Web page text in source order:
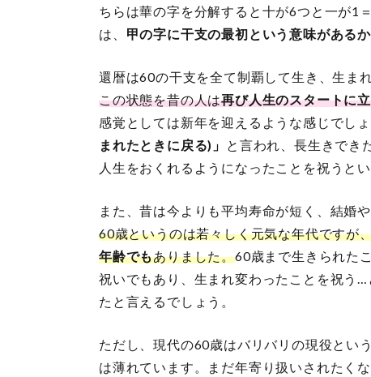
ちらは華の字を分解すると十が6つと一が1
は、 甲の字に干支の最初という意味がある
還暦は60の干支を全て制覇して生き、生ま
この状態を昔の人は再び人生のスタートに
感覚としては新年を迎えるような感じでし
まれたときに戻る)」
と言われ、長生きでき
人生をおくれるようになったことを祝うと
また、昔は今よりも平均寿命が短く、結婚
60歳というのは若々しく元気な年代ですが
年齢でもありました。60歳まで生きられた
祝いでもあり、生まれ変わったことを祝う
たと言えるでしょう。
ただし、現代の60歳はバリバリの現役とい
は薄れています。まだ年寄り扱いされたく